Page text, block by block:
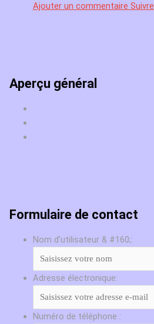
Ajouter un commentaire Suivre
Aperçu général
Formulaire de contact
Nom d'utilisateur & #160;:
Adresse électronique:
Numéro de téléphone :